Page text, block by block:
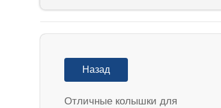
Назад
Отличные колышки для